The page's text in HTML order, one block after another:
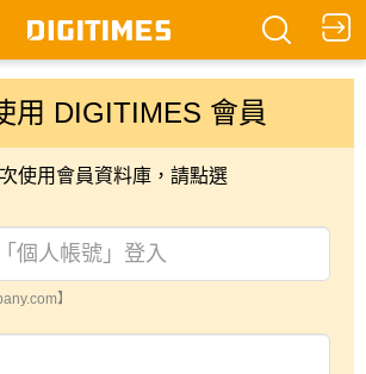
用 DIGITIMES 會員
使用會員資料庫，請點選
】